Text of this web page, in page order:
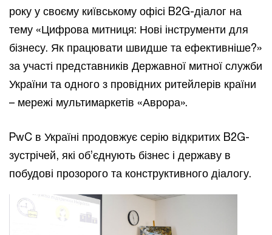
року у своєму київському офісі B2G-діалог на
тему «Цифрова митниця: Нові інструменти для
бізнесу. Як працювати швидше та ефективніше?»
за участі представників Державної митної служби
України та одного з провідних ритейлерів країни
– мережі мультимаркетів «Аврора».
PwC в Україні продовжує серію відкритих B2G-
зустрічей, які об’єднують бізнес і державу в
побудові прозорого та конструктивного діалогу.